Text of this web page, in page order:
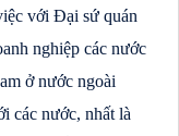
với Đại sứ quán
nghiệp các nước
ở nước ngoài
các nước, nhất là